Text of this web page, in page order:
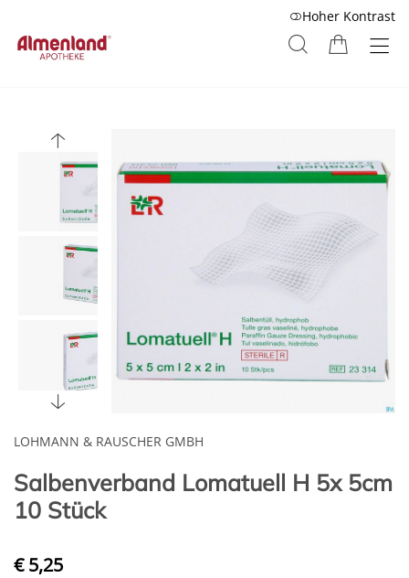
Hoher Kontrast
LOHMANN & RAUSCHER GMBH
Salbenverband Lomatuell H 5x 5cm
10 Stück
€ 5,25